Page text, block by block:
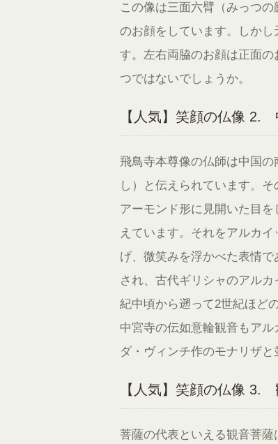
この像は三面六臂（みっつ
のお顔をしています。しか
す。左右両脇のお顔は正面
つではないでしょうか。
【人気】笑顔の仏像 2.
飛鳥寺本尊像の仏師は中国
し）と伝えられています。
アーモンド形に見開いた目
えています。それをアルカ
げ、微笑みを浮かべた表情
され、古代ギリシャのアル
紀中頃から遡って2世紀ほど
中宮寺の伝如意輪観音もア
ダ・ヴィンチ作のモナリザ
【人気】笑顔の仏像 3.
菩薩の代表といえる観音菩